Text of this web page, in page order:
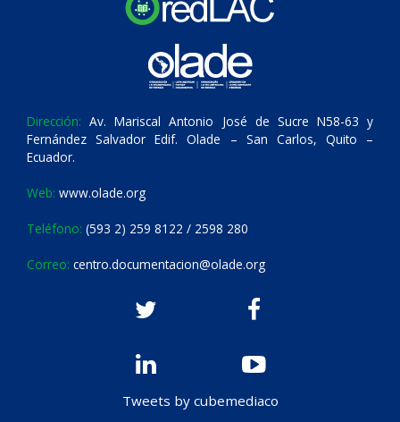
Dirección: Av. Mariscal Antonio José de Sucre N58-63 y
Fernández Salvador Edif. Olade – San Carlos, Quito –
Ecuador.
Web: www.olade.org
Teléfono: (593 2) 259 8122 / 2598 280
Correo: centro.documentacion@olade.org
Tweets by cubemediaco